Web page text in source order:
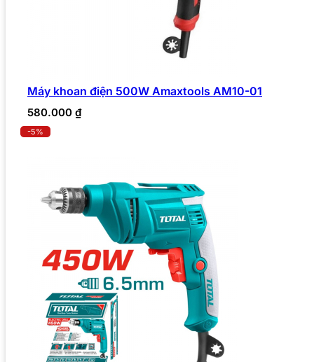
Máy khoan điện 500W Amaxtools AM10-01
580.000 ₫
-5%